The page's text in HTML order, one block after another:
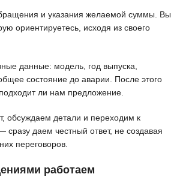
и указания желаемой суммы. Вы
ориентируетесь, исходя из своего
данные: модель, год выпуска,
состояние до аварии. После этого
ли нам предложение.
обсуждаем детали и переходим к
даем честный ответ, не создавая
переговоров.
работаем